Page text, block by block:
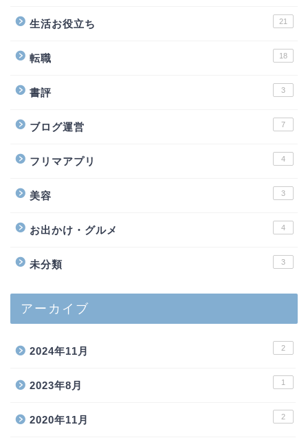
生活お役立ち 21
転職 18
書評 3
ブログ運営 7
フリマアプリ 4
美容 3
お出かけ・グルメ 4
未分類 3
アーカイブ
2024年11月 2
2023年8月 1
2020年11月 2